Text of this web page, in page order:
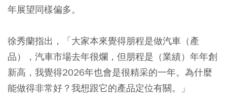
年展望同樣偏多。
徐秀蘭指出，「大家本來覺得朋程是做汽車（產
品），汽車市場去年很爛，但朋程是（業績）年年創
新高，我覺得2026年也會是很精采的一年。為什麼
能做得非常好？我想跟它的產品定位有關。」